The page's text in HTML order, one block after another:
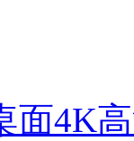
面4K